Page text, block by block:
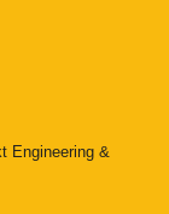
Engineering &